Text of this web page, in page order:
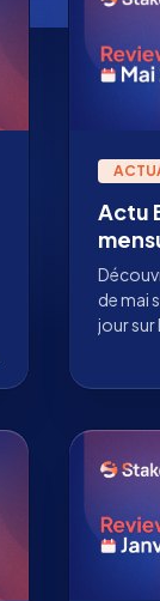
Actu
de mai
jour sur